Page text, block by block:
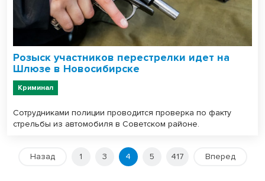
Розыск участников перестрелки идет на
Шлюзе в Новосибирске
Криминал
Сотрудниками полиции проводится проверка по факту
стрельбы из автомобиля в Советском районе.
Назад 1 3 4 5 417 Вперед